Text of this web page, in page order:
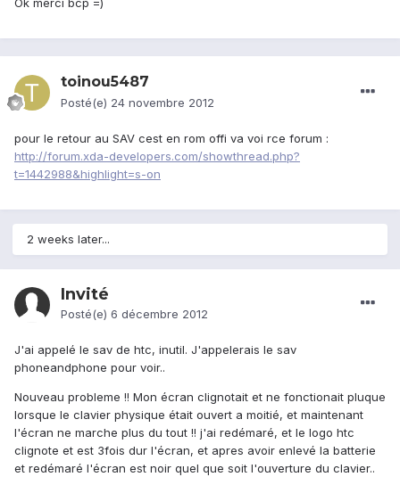
Ok merci bcp =)
toinou5487
Posté(e) 24 novembre 2012
pour le retour au SAV cest en rom offi va voi rce forum :
http://forum.xda-developers.com/showthread.php?
t=1442988&highlight=s-on
2 weeks later...
Invité
Posté(e) 6 décembre 2012
J'ai appelé le sav de htc, inutil. J'appelerais le sav
phoneandphone pour voir..
Nouveau probleme !! Mon écran clignotait et ne fonctionait pluque
lorsque le clavier physique était ouvert a moitié, et maintenant
l'écran ne marche plus du tout !! j'ai redémaré, et le logo htc
clignote et est 3fois dur l'écran, et apres avoir enlevé la batterie
et redémaré l'écran est noir quel que soit l'ouverture du clavier..